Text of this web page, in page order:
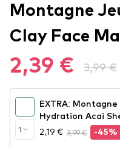
Montagne
Clay Face
2,39 € 3,99 €
1
EXTRA:
Hydration Acai
2,19 € 3,99 € -45%